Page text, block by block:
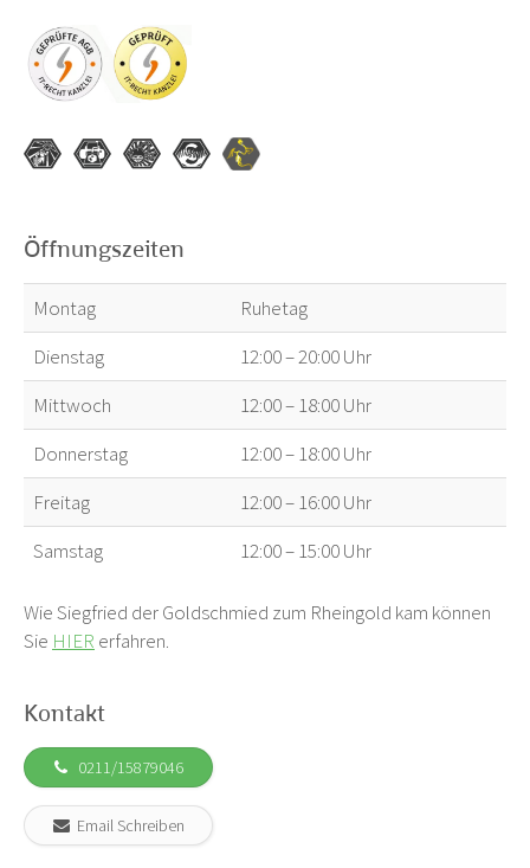
Öffnungszeiten
Montag
Ruhetag
Dienstag
12:00 – 20:00 Uhr
Mittwoch
12:00 – 18:00 Uhr
Donnerstag
12:00 – 18:00 Uhr
Freitag
12:00 – 16:00 Uhr
Samstag
12:00 – 15:00 Uhr
Wie Siegfried der Goldschmied zum Rheingold kam können
Sie HIER erfahren.
Kontakt
0211/15879046
Email Schreiben